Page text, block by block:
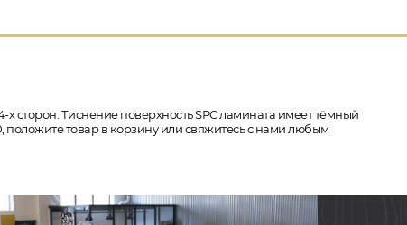
сторон. Тиснение поверхность SPC ламината имеет тёмный
положите товар в корзину или свяжитесь с нами любым